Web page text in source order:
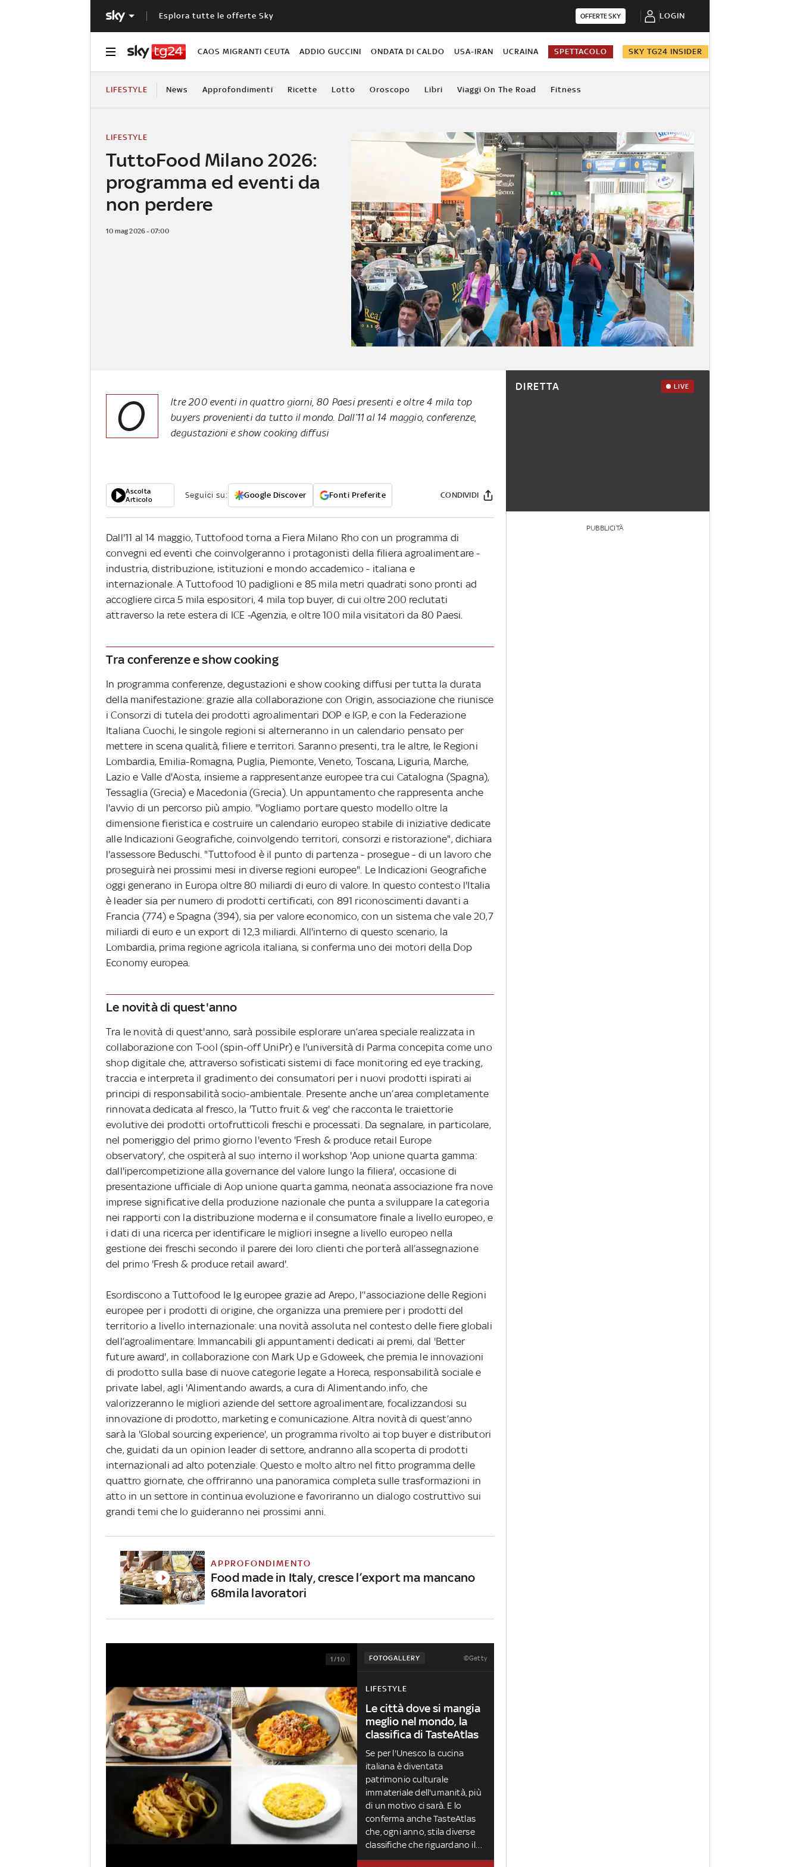
Esplora tutte le offerte Sky OFFERTE SKY LOGIN
CAOS MIGRANTI CEUTA ADDIO GUCCINI ONDATA DI CALDO USA-IRAN UCRAINA SPETTACOLO SKY TG24 INSIDER
LIFESTYLE News Approfondimenti Ricette Lotto Oroscopo Libri Viaggi On The Road Fitness
TuttoFood Milano 2026:
programma ed eventi da
non perdere
LIFESTYLE
10 mag 2026 - 07:00
O ltre 200 eventiin quattro giorni, 80 Paesi presenti e oltre 4 mila top
buyers provenienti da tutto il mondo. Dall’11 al 14 maggio, conferenze,
degustazioni e show cooking diffusi
Ascolta
Articolo
Seguici su: Google Discover Fonti Preferite CONDIVIDI
Dall'11 al 14 maggio, Tuttofood torna a Fiera Milano Rho con un programma di
convegni ed eventi che coinvolgeranno i protagonisti della filiera agroalimentare -
industria, distribuzione, istituzioni e mondo accademico - italiana e
internazionale. A Tuttofood 10 padiglioni e 85 mila metri quadrati sono pronti ad
accogliere circa 5 mila espositori, 4 mila top buyer, di cui oltre 200 reclutati
attraverso la rete estera di ICE -Agenzia, e oltre 100 mila visitatori da 80 Paesi.
Tra conferenze e show cooking
In programma conferenze, degustazioni e show cooking diffusi per tutta la durata
della manifestazione: grazie alla collaborazione con Origin, associazione che riunisce
i Consorzi di tutela dei prodotti agroalimentari DOP e IGP, e con la Federazione
Italiana Cuochi, le singole regioni si alterneranno in un calendario pensato per
mettere in scena qualità, filiere e territori. Saranno presenti, tra le altre, le Regioni
Lombardia, Emilia-Romagna, Puglia, Piemonte, Veneto, Toscana, Liguria, Marche,
Lazio e Valle d'Aosta, insieme a rappresentanze europee tra cui Catalogna (Spagna),
Tessaglia (Grecia) e Macedonia (Grecia). Un appuntamento che rappresenta anche
l'avvio di un percorso più ampio. "Vogliamo portare questo modello oltre la
dimensione fieristica e costruire un calendario europeo stabile di iniziative dedicate
alle Indicazioni Geografiche, coinvolgendo territori, consorzi e ristorazione", dichiara
l'assessore Beduschi. "Tuttofood è il punto di partenza - prosegue - di un lavoro che
proseguirà nei prossimi mesi in diverse regioni europee". Le Indicazioni Geografiche
oggi generano in Europa oltre 80 miliardi di euro di valore. In questo contesto l'Italia
è leader sia per numero di prodotti certificati, con 891 riconoscimenti davanti a
Francia (774) e Spagna (394), sia per valore economico, con un sistema che vale 20,7
miliardi di euro e un export di 12,3 miliardi. All'interno di questo scenario, la
Lombardia, prima regione agricola italiana, si conferma uno dei motori della Dop
Economy europea.
Le novità di quest'anno
Tra le novità di quest'anno, sarà possibile esplorare un’area speciale realizzata in
collaborazione con T-ool (spin-off UniPr) e l'università di Parma concepita come uno
shop digitale che, attraverso sofisticati sistemi di face monitoring ed eye tracking,
traccia e interpreta il gradimento dei consumatori per i nuovi prodotti ispirati ai
principi di responsabilità socio-ambientale. Presente anche un’area completamente
rinnovata dedicata al fresco, la 'Tutto fruit & veg' che racconta le traiettorie
evolutive dei prodotti ortofrutticoli freschi e processati. Da segnalare, in particolare,
nel pomeriggio del primo giorno l'evento 'Fresh & produce retail Europe
observatory', che ospiterà al suo interno il workshop 'Aop unione quarta gamma:
dall'ipercompetizione alla governance del valore lungo la filiera', occasione di
presentazione ufficiale di Aop unione quarta gamma, neonata associazione fra nove
imprese significative della produzione nazionale che punta a sviluppare la categoria
nei rapporti con la distribuzione moderna e il consumatore finale a livello europeo, e
i dati di una ricerca per identificare le migliori insegne a livello europeo nella
gestione dei freschi secondo il parere dei loro clienti che porterà all’assegnazione
del primo 'Fresh & produce retail award'.
Esordiscono a Tuttofood le Ig europee grazie ad Arepo, l’'associazione delle Regioni
europee per i prodotti di origine, che organizza una premiere per i prodotti del
territorio a livello internazionale: una novità assoluta nel contesto delle fiere globali
dell’agroalimentare. Immancabili gli appuntamenti dedicati ai premi, dal 'Better
future award', in collaborazione con Mark Up e Gdoweek, che premia le innovazioni
di prodotto sulla base di nuove categorie legate a Horeca, responsabilità sociale e
private label, agli 'Alimentando awards, a cura di Alimentando.info, che
valorizzeranno le migliori aziende del settore agroalimentare, focalizzandosi su
innovazione di prodotto, marketing e comunicazione. Altra novità di quest’anno
sarà la 'Global sourcing experience', un programma rivolto ai top buyer e distributori
che, guidati da un opinion leader di settore, andranno alla scoperta di prodotti
internazionali ad alto potenziale. Questo e molto altro nel fitto programma delle
quattro giornate, che offriranno una panoramica completa sulle trasformazioni in
atto in un settore in continua evoluzione e favoriranno un dialogo costruttivo sui
grandi temi che lo guideranno nei prossimi anni.
APPROFONDIMENTO
Food made in Italy, cresce l’export ma mancano
68mila lavoratori
FOTOGALLERY ©Getty
1/10
LIFESTYLE
Le città dove si mangia
meglio nel mondo, la
classifica di TasteAtlas
Se per l'Unesco la cucina
italiana è diventata
patrimonio culturale
immateriale dell'umanità, più
di un motivo ci sarà. E lo
conferma anche TasteAtlas
che, ogni anno, stila diverse
classifiche che riguardano il
mondo culinario.
DIRETTA LIVE
PUBBLICITÀ